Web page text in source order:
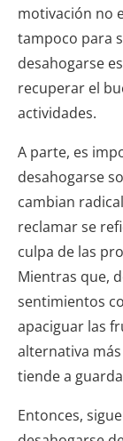
motivación no
tampoco para
desahogarse
recuperar el
actividades.
A parte, es
desahogarse
cambian
reclamar se
culpa de las
Mientras que,
sentimientos
apaciguar las
alternativa
tiende a
Entonces,